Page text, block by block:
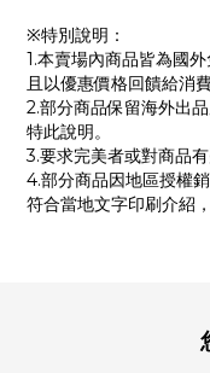
※特別說明：
1.本賣場內商品皆為國
且以優惠價格回饋給消費
2.部分商品保留海外出
特此說明。
3.要求完美者或對商品
4.部分商品因地區授權
符合當地文字印刷介紹